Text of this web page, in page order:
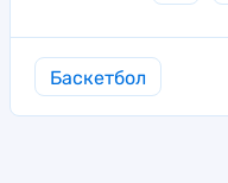
Баскетбол